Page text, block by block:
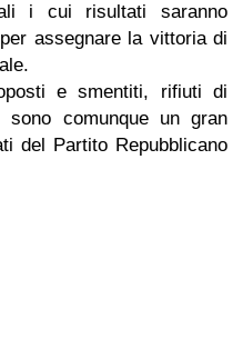
i cui risultati saranno
assegnare la vittoria di
e smentiti, rifiuti di
comunque un gran
del Partito Repubblicano